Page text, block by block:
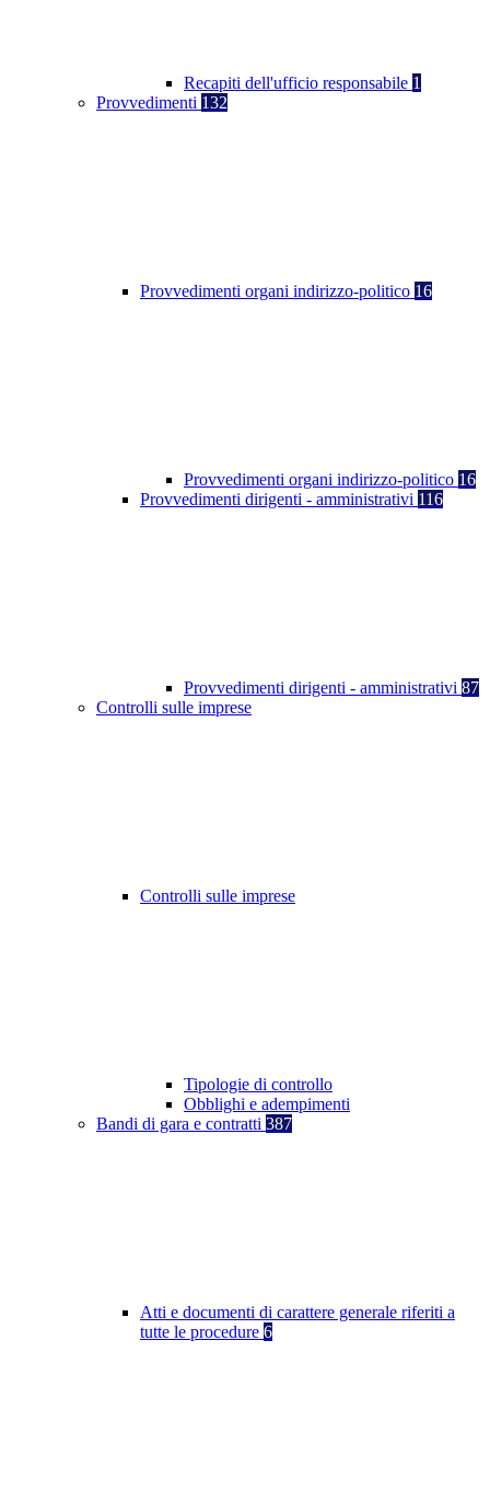
Recapiti dell'ufficio responsabile 1
Provvedimenti 132
Provvedimenti organi indirizzo-politico 16
Provvedimenti organi indirizzo-politico 16
Provvedimenti dirigenti - amministrativi 116
Provvedimenti dirigenti - amministrativi 87
Controlli sulle imprese
Controlli sulle imprese
Tipologie di controllo
Obblighi e adempimenti
Bandi di gara e contratti 387
Atti e documenti di carattere generale riferiti a
tutte le procedure 6